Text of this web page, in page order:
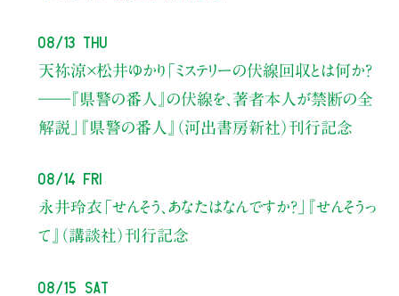
08/13 Thu
天祢涼×松井ゆかり 「ミステリーの伏線回収とは何か？
――『県警の番人』の伏線を、著者本人が禁断の全
解説」
『県警の番人』（河出書房新社）刊行記念
08/14 Fri
永井玲衣 「せんそう、あなたはなんですか？」
『せんそうっ
て』（講談社）刊行記念
08/15 Sat